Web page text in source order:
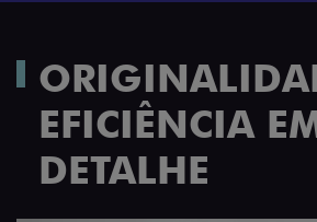
EFICIÊNCIA
DETALHE